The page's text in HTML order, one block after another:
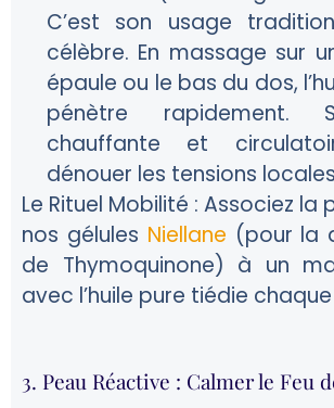
C’est son usage
célèbre. En massage sur
épaule ou le bas du dos,
pénètre rapidement.
chauffante et
dénouer les tensions
Le Rituel Mobilité : Associez la
nos gélules Niellane (pour la
de Thymoquinone) à un
avec l’huile pure tiédie
3. Peau Réactive : Calmer le Feu